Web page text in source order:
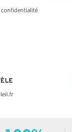
confidentialité